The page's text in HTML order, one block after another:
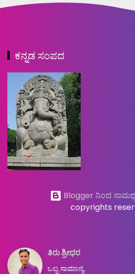
ಕನ್ನಡ ಸಂಪದ
Blogger ನಿಂದ
copyrights
ತಿರು ಶ್ರೀಧರ
ಒಬ್ಬ ಸಾಮಾನ್ಯ.